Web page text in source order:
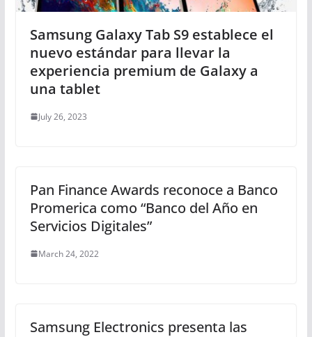
Samsung Galaxy Tab S9 establece el
nuevo estándar para llevar la
experiencia premium de Galaxy a
una tablet
July 26, 2023
Pan Finance Awards reconoce a Banco
Promerica como “Banco del Año en
Servicios Digitales”
March 24, 2022
Samsung Electronics presenta las